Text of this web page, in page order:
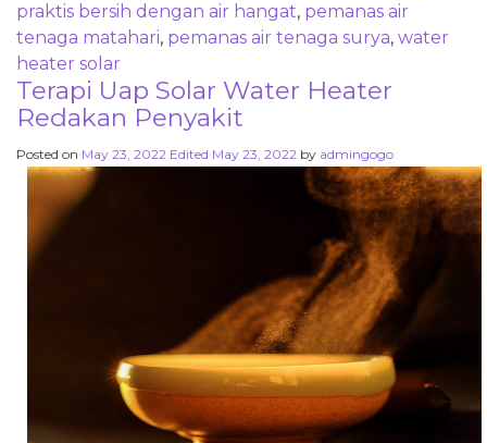
praktis bersih dengan air hangat, pemanas air
tenaga matahari, pemanas air tenaga surya, water
heater solar
Terapi Uap Solar Water Heater
Redakan Penyakit
Posted on May 23, 2022 Edited May 23, 2022 by admingogo